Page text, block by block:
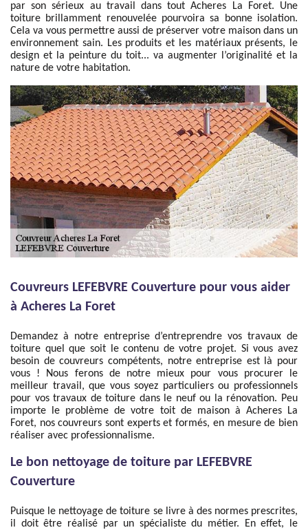
par son sérieux au travail dans tout Acheres La Foret. Une
toiture brillamment renouvelée pourvoira sa bonne isolation.
Cela va vous permettre aussi de préserver votre maison dans un
environnement sain. Les produits et les matériaux présents, le
design et la peinture du toit... va augmenter l’originalité et la
nature de votre habitation.
Couvreurs LEFEBVRE Couverture pour vous aider
à Acheres La Foret
Demandez à notre entreprise d’entreprendre vos travaux de
toiture quel que soit le contenu de votre projet. Si vous avez
besoin de couvreurs compétents, notre entreprise est là pour
vous ! Nous ferons de notre mieux pour vous procurer le
meilleur travail, que vous soyez particuliers ou professionnels
pour vos travaux de toiture dans le neuf ou la rénovation. Peu
importe le problème de votre toit de maison à Acheres La
Foret, nos couvreurs sont experts et formés, en mesure de bien
réaliser avec professionnalisme.
Le bon nettoyage de toiture par LEFEBVRE
Couverture
Puisque le nettoyage de toiture se livre à des normes prescrites,
il doit être réalisé par un spécialiste du métier. En effet, le